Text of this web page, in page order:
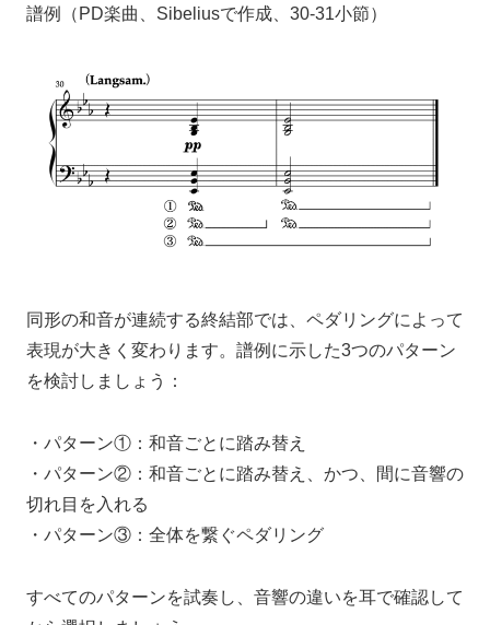
譜例（PD楽曲、Sibeliusで作成、30-31小節）
同形の和音が連続する終結部では、ペダリングによって
表現が大きく変わります。譜例に示した3つのパターン
を検討しましょう：
・パターン①：和音ごとに踏み替え
・パターン②：和音ごとに踏み替え、かつ、間に音響の
切れ目を入れる
・パターン③：全体を繋ぐペダリング
すべてのパターンを試奏し、音響の違いを耳で確認して